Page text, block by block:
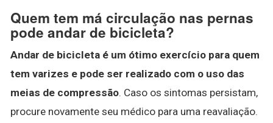
Quem tem má circulação nas pernas
pode andar de bicicleta?
Andar de bicicleta é um ótimo exercício para quem
tem varizes e pode ser realizado com o uso das
meias de compressão. Caso os sintomas persistam,
procure novamente seu médico para uma reavaliação.